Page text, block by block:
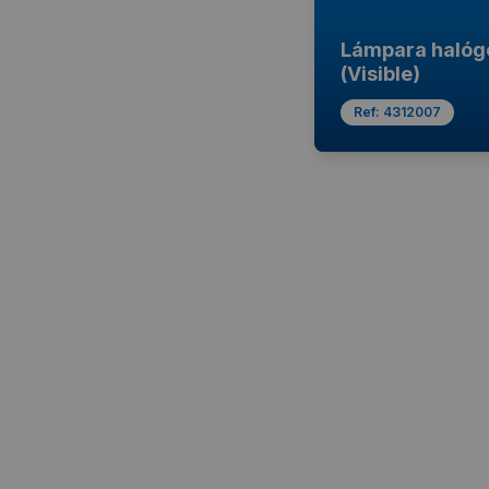
Lámpara
(Visible)
Ref: 4312007